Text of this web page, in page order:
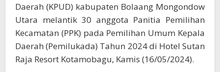
Daerah (KPUD) kabupaten Bolaang Mongondow
Utara melantik 30 anggota Panitia Pemilihan
Kecamatan (PPK) pada Pemilihan Umum Kepala
Daerah (Pemilukada) Tahun 2024 di Hotel Sutan
Raja Resort Kotamobagu, Kamis (16/05/2024).